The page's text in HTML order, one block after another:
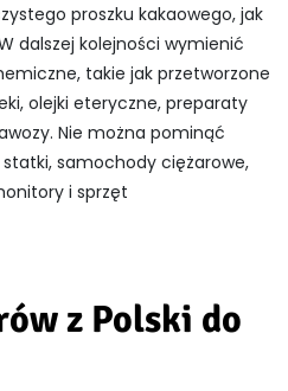
proszku kakaowego, jak
dalszej kolejności wymienić
takie jak przetworzone
olejki eteryczne, preparaty
Nie można pominąć
samochody ciężarowe,
i sprzęt
z Polski do